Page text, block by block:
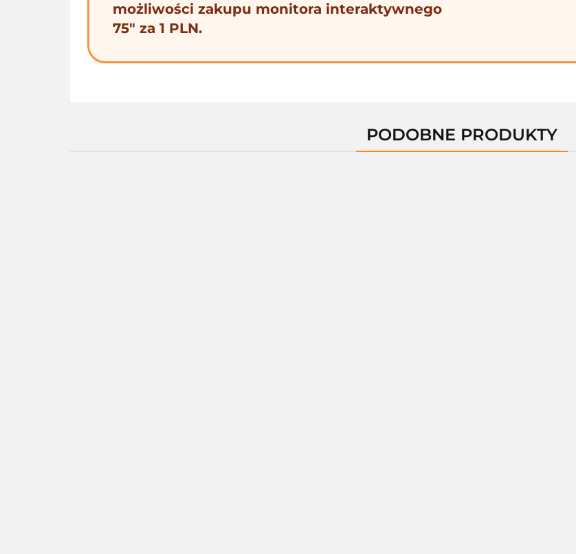
możliwości zakupu monitora interaktywnego
75" za 1 PLN.
PODOBNE PRODUKTY